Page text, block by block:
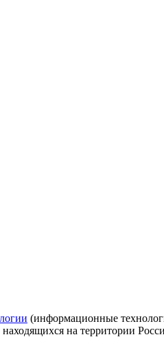
(информационные
на территории